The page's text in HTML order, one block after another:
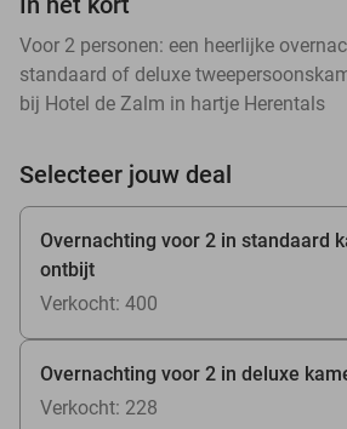
Voor 2 personen: een heerlijke
standaard of deluxe
bij Hotel de Zalm in hartje Herentals
Selecteer jouw deal
Overnachting voor 2 in standaard
ontbijt
Verkocht: 400
Overnachting voor 2 in deluxe
Verkocht: 228